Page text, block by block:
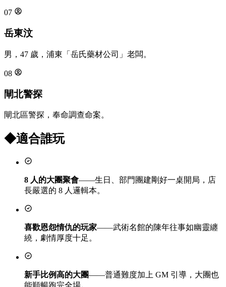
07
岳東汶
男，47 歲，浦東「岳氏藥材公司」老闆。
08
閘北警探
閘北區警探，奉命調查命案。
◆適合誰玩
8 人的大團聚會——生日、部門團建剛好一桌開局，店
長嚴選的 8 人邏輯本。
喜歡恩怨情仇的玩家——武術名館的陳年往事如幽靈纏
繞，劇情厚度十足。
新手比例高的大團——普通難度加上 GM 引導，大團也
能順暢跑完全場。